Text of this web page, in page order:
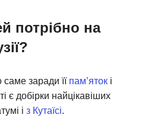
потрібно на
саме заради її пам’яток і
є добірки найцікавіших
і з Кутаїсі.